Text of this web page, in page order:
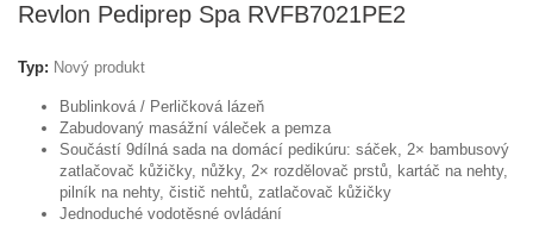
Revlon Pediprep Spa RVFB7021PE2
Typ: Nový produkt
Bublinková / Perličková lázeň
Zabudovaný masážní váleček a pemza
Součástí 9dílná sada na domácí pedikúru: sáček, 2× bambusový
zatlačovač kůžičky, nůžky, 2× rozdělovač prstů, kartáč na nehty,
pilník na nehty, čistič nehtů, zatlačovač kůžičky
Jednoduché vodotěsné ovládání